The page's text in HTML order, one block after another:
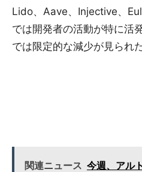
Lido、Aave、Injective、
では開発者の活動が特に活
では限定的な減少が見られた
関連ニュース 今週、アル